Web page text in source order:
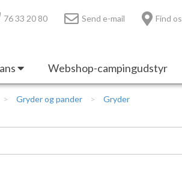
76 33 20 80 Send e-mail Find os
Webshop-campingudstyr
Gryder og pander Gryder